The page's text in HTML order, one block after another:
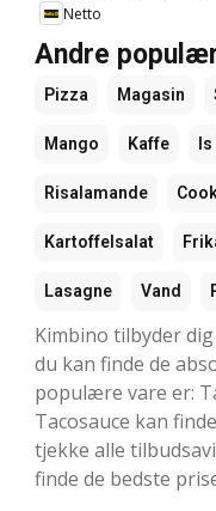
Netto
Andre
Pizza Magasin
Mango Kaffe Is
Risalamande
Kartoffelsalat
Lasagne Vand
Kimbino tilbyder
du kan finde de
populære vare er:
Tacosauce kan
tjekke alle
finde de bedste